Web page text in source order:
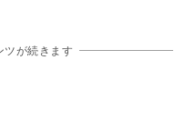
ツが続きます